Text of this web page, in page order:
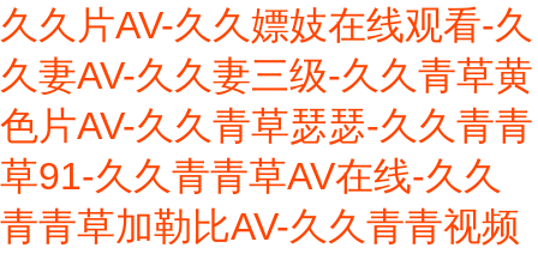
久久片AV-久久嫖妓在线观看-久
久妻AV-久久妻三级-久久青草黄
色片AV-久久青草瑟瑟-久久青青
草91-久久青青草AV在线-久久
青青草加勒比AV-久久青青视频